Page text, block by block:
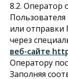
8.2. Оператор
Пользователя
или отправки
через
веб-сайте
Оператору
Заполняя